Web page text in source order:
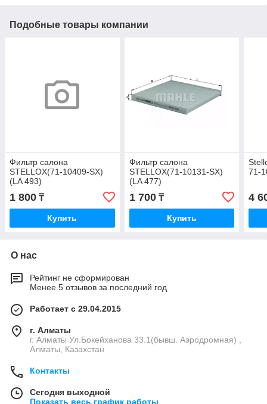
Подобные товары компании
Фильтр салона
STELLOX(71-10409-SX)
(LA 493)
1 800 ₸
Купить
Фильтр салона
STELLOX(71-10131-SX)
(LA 477)
1 700₸
Купить
71-
4
О нас
Рейтинг не сформирован
Менее 5 отзывов за последний год
Работает с 29.04.2015
г. Алматы
г. Алматы Ул.Бокейханова 33.1(бывш. Аэродромная) ,
Алматы, Казахстан
Контакты
Сегодня выходной
Показать весь график работы